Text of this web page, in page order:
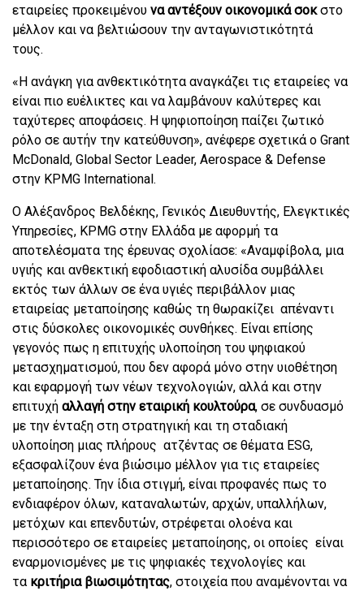
εταιρείες προκειμένου να αντέξουν οικονομικά σοκστο
μέλλον και να βελτιώσουν την ανταγωνιστικότητά
τους.
«Η ανάγκη για ανθεκτικότητα αναγκάζει τις εταιρείες να
είναι πιο ευέλικτες και να λαμβάνουν καλύτερες και
ταχύτερες αποφάσεις. Η ψηφιοποίηση παίζει ζωτικό
ρόλο σε αυτήν την κατεύθυνση», ανέφερε σχετικά ο Grant
McDonald, Global Sector Leader, Aerospace & Defense
στην KPMG International.
Ο Αλέξανδρος Βελδέκης, Γενικός Διευθυντής, Ελεγκτικές
Υπηρεσίες, KPMG στην Ελλάδα με αφορμή τα
αποτελέσματα της έρευνας σχολίασε: «Αναμφίβολα, μια
υγιής και ανθεκτική εφοδιαστική αλυσίδα συμβάλλει
εκτός των άλλων σε ένα υγιές περιβάλλον μιας
εταιρείας μεταποίησης καθώς τη θωρακίζει απέναντι
στις δύσκολες οικονομικές συνθήκες. Είναι επίσης
γεγονός πως η επιτυχής υλοποίηση του ψηφιακού
μετασχηματισμού, που δεν αφορά μόνο στην υιοθέτηση
και εφαρμογή των νέων τεχνολογιών, αλλά και στην
επιτυχή αλλαγή στην εταιρική κουλτούρα, σε συνδυασμό
με την ένταξη στη στρατηγική και τη σταδιακή
υλοποίηση μιας πλήρους ατζέντας σε θέματα ESG,
εξασφαλίζουν ένα βιώσιμο μέλλον για τις εταιρείες
μεταποίησης. Την ίδια στιγμή, είναι προφανές πως το
ενδιαφέρον όλων, καταναλωτών, αρχών, υπαλλήλων,
μετόχων και επενδυτών, στρέφεται ολοένα και
περισσότερο σε εταιρείες μεταποίησης, οι οποίες είναι
εναρμονισμένες με τις ψηφιακές τεχνολογίες και
τα κριτήρια βιωσιμότητας, στοιχεία που αναμένονται να